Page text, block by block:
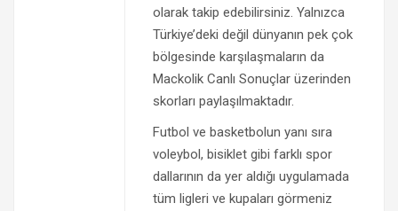
olarak takip edebilirsiniz. Yalnızca
Türkiye’deki değil dünyanın pek çok
bölgesinde karşılaşmaların da
Mackolik Canlı Sonuçlar üzerinden
skorları paylaşılmaktadır.
Futbol ve basketbolun yanı sıra
voleybol, bisiklet gibi farklı spor
dallarının da yer aldığı uygulamada
tüm ligleri ve kupaları görmeniz